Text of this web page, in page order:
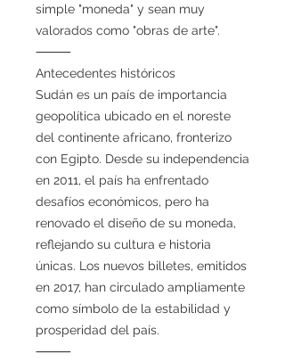
simple "moneda" y sean muy
valorados como "obras de arte".
⸻
Antecedentes históricos
Sudán es un país de importancia
geopolítica ubicado en el noreste
del continente africano, fronterizo
con Egipto. Desde su independencia
en 2011, el país ha enfrentado
desafíos económicos, pero ha
renovado el diseño de su moneda,
reflejando su cultura e historia
únicas. Los nuevos billetes, emitidos
en 2017, han circulado ampliamente
como símbolo de la estabilidad y
prosperidad del país.
⸻